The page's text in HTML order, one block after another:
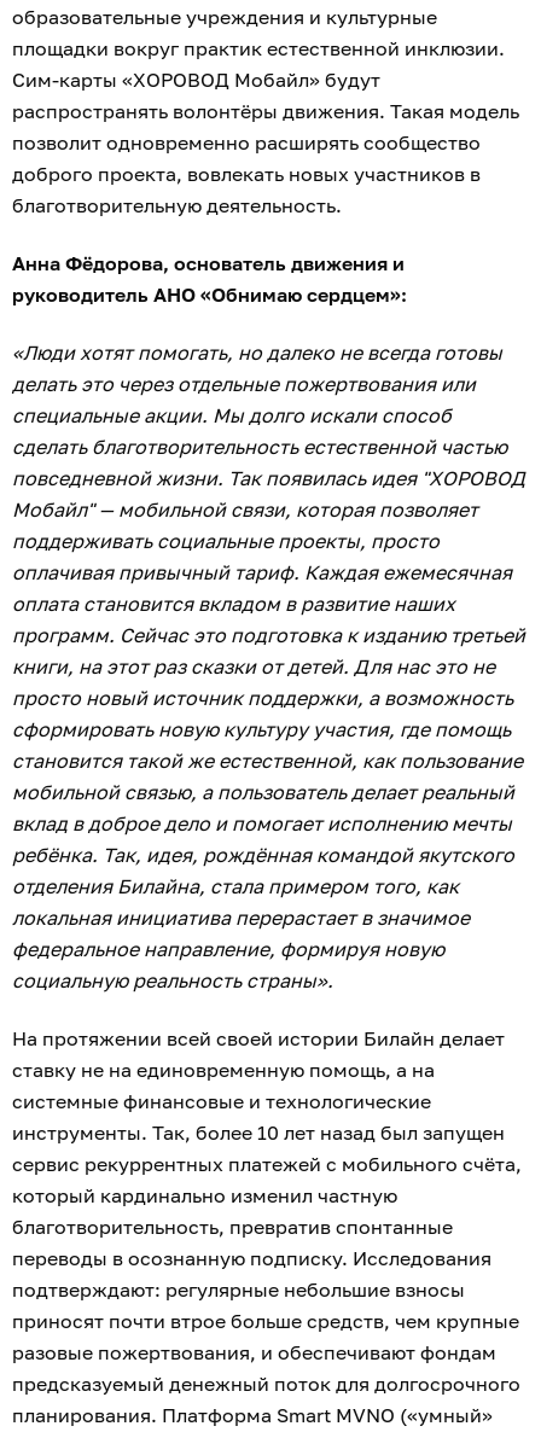
образовательные учреждения и культурные
площадки вокруг практик естественной инклюзии.
Сим-карты «ХОРОВОД Мобайл» будут
распространять волонтёры движения. Такая модель
позволит одновременно расширять сообщество
доброго проекта, вовлекать новых участников в
благотворительную деятельность.
Анна Фёдорова, основатель движения и
руководитель АНО «Обнимаю сердцем»:
«Люди хотят помогать, но далеко не всегда готовы
делать это через отдельные пожертвования или
специальные акции. Мы долго искали способ
сделать благотворительность естественной частью
повседневной жизни. Так появилась идея "ХОРОВОД
Мобайл" — мобильной связи, которая позволяет
поддерживать социальные проекты, просто
оплачивая привычный тариф. Каждая ежемесячная
оплата становится вкладом в развитие наших
программ. Сейчас это подготовка к изданию третьей
книги, на этот раз сказки от детей. Для нас это не
просто новый источник поддержки, а возможность
сформировать новую культуру участия, где помощь
становится такой же естественной, как пользование
мобильной связью, а пользователь делает реальный
вклад в доброе дело и помогает исполнению мечты
ребёнка. Так, идея, рождённая командой якутского
отделения Билайна, стала примером того, как
локальная инициатива перерастает в значимое
федеральное направление, формируя новую
социальную реальность страны».
На протяжении всей своей истории Билайн делает
ставку не на единовременную помощь, а на
системные финансовые и технологические
инструменты. Так, более 10 лет назад был запущен
сервис рекуррентных платежей с мобильного счёта,
который кардинально изменил частную
благотворительность, превратив спонтанные
переводы в осознанную подписку. Исследования
подтверждают: регулярные небольшие взносы
приносят почти втрое больше средств, чем крупные
разовые пожертвования, и обеспечивают фондам
предсказуемый денежный поток для долгосрочного
планирования. Платформа Smart MVNO («умный»